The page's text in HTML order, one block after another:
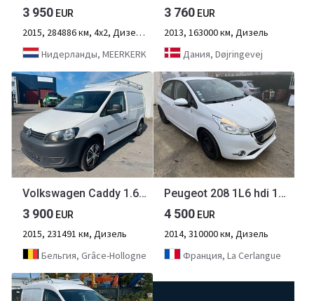
3 950 EUR
2015, 284886 км, 4х2, Дизель, 2-осный
Нидерланды, MEERKERK
3 760 EUR
2013, 163000 км, Дизель
Дания, Døjringevej
Volkswagen Caddy 1.6TDI. L2. Klima.
3 900 EUR
2015, 231491 км, Дизель
Бельгия, Grâce-Hollogne
Peugeot 208 1L6 hdi 100cv 2 places motricité renforcée FAM
4 500 EUR
2014, 310000 км, Дизель
Франция, La Cerlangue